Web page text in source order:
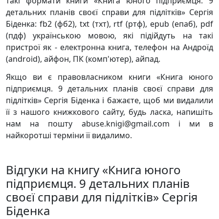
детальних планів своєї справи для підлітків» Сергія
Біденка: fb2 (фб2), txt (тхт), rtf (ртф), epub (епаб), pdf
(пдф) українською мовою, які підійдуть на такі
пристрої як - електронна книга, телефон на Андроїд
(android), айфон, ПК (комп'ютер), айпад.
Якщо ви є правовласником книги «Книга юного
підприємця. 9 детальних планів своєї справи для
підлітків» Сергія Біденка і бажаєте, щоб ми видалили
її з нашого книжкового сайту, будь ласка, напишіть
нам на пошту abuse.knigi@gmail.com і ми в
найкоротші терміни її видалимо.
Відгуки на книгу «Книга юного
підприємця. 9 детальних планів
своєї справи для підлітків» Сергія
Біденка